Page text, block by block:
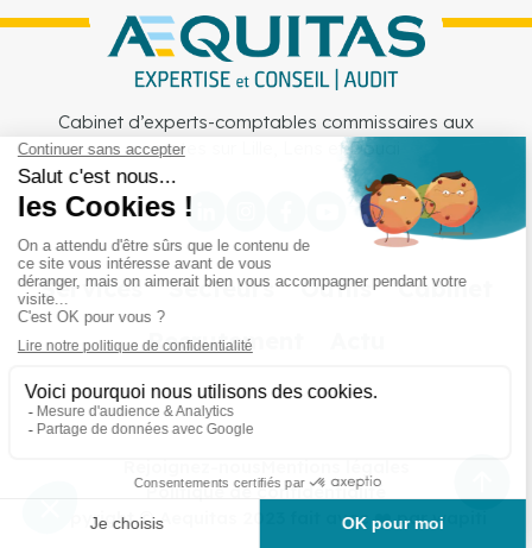
Cabinet d’experts-comptables commissaires aux
comptes sur Lille, Lens et Douai
Services Secteurs Outils
Cabinet
Recrutement
Copyright © Aequitas 2023 fait avec ❤️ par wapiti
Politique de confidentialité